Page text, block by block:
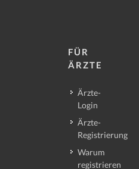
FÜR
ÄRZTE
Ärzte-
Login
Ärzte-
Registrierung
Warum
registrieren